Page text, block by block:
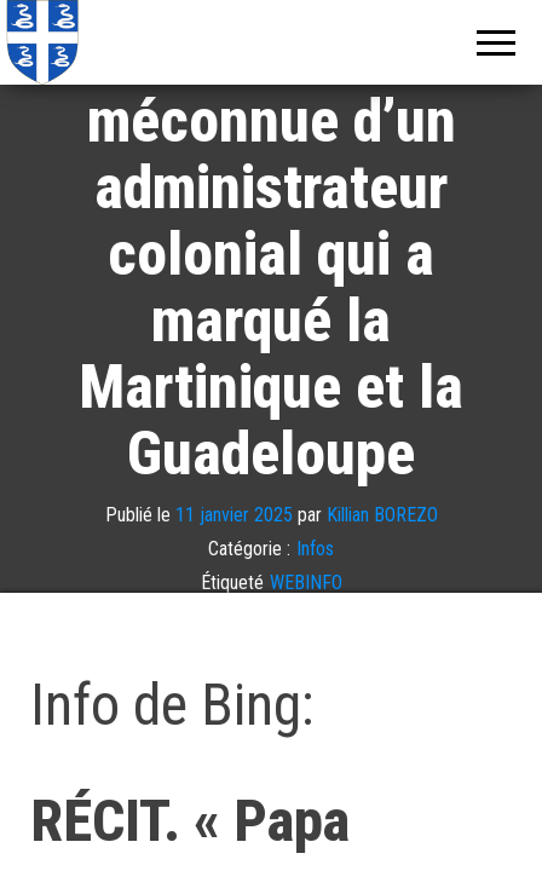
Éboué » : l’histoire
méconnue d’un
administrateur
colonial qui a
marqué la
Martinique et la
Guadeloupe
Publié le 11 janvier 2025 par Killian BOREZO
Catégorie : Infos
Étiqueté WEBINFO
Info de Bing:
RÉCIT. « Papa